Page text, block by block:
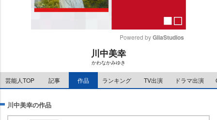
e
Powered by GliaStudios
川中美幸
かわなかみゆき
芸能人TOP 記事 作品 ランキング TV出演 ドラマ出演
川中美幸の作品